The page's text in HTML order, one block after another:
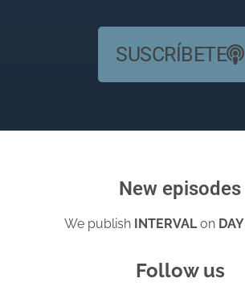
SUSCRÍBETE
New episodes
We publish INTERVALon DAY
Follow us